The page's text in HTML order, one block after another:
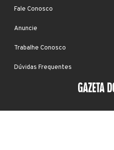
Fale Conosco
Anuncie
Trabalhe Conosco
Dúvidas Frequentes